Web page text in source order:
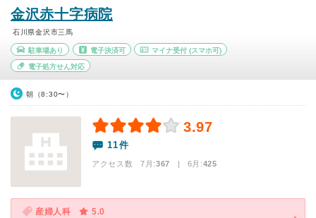
金沢赤十字病院
石川県金沢市三馬
駐車場あり 電子決済可 マイナ受付 (スマホ可)
電子処方せん対応
朝（8:30〜）
3.97
11件
アクセス数 7月:367 | 6月:425
産婦人科 5.0